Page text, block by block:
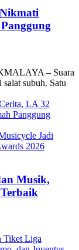
– Suara
subuh. Satu
LA 32
Panggung
Jadi
2026
Musik,
Tiket Liga